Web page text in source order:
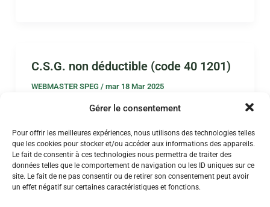
Gérer le consentement
Pour offrir les meilleures expériences, nous utilisons des technologies telles
que les cookies pour stocker et/ou accéder aux informations des appareils.
Le fait de consentir à ces technologies nous permettra de traiter des
données telles que le comportement de navigation ou les ID uniques sur ce
site. Le fait de ne pas consentir ou de retirer son consentement peut avoir
un effet négatif sur certaines caractéristiques et fonctions.
C.S.G. non déductible (code 40 1201)
WEBMASTER SPEG / mar 18 Mar 2025
I.S.O.E. Part modulable (code 20
1228)